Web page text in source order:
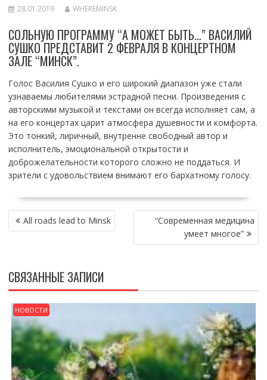
28.01.2019 WHEREMINSK
СОЛЬНУЮ ПРОГРАММУ “А МОЖЕТ БЫТЬ…” ВАСИЛИЙ
СУШКО ПРЕДСТАВИТ 2 ФЕВРАЛЯ В КОНЦЕРТНОМ
ЗАЛЕ “МИНСК”.
Голос Василия Сушко и его широкий диапазон уже стали
узнаваемы любителями эстрадной песни. Произведения с
авторскими музыкой и текстами он всегда исполняет сам, а
на его концертах царит атмосфера душевности и комфорта.
Это тонкий, лиричный, внутренне свободный автор и
исполнитель, эмоциональной открытости и
доброжелательности которого сложно не поддаться. И
зрители с удовольствием внимают его бархатному голосу.
НАВИГАЦИЯ
ПО All roads lead to Minsk
“Современная медицина
умеет многое”
СВЯЗАННЫЕ ЗАПИСИ
НОВОСТИ